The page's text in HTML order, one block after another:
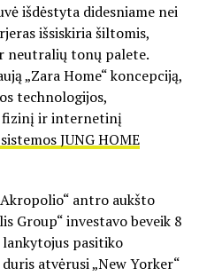
išdėstyta didesniame nei
išsiskiria šiltomis,
neutralių tonų palete.
„Zara Home“ koncepciją,
technologijos,
fizinį ir internetinį
JUNG HOME
antro aukšto
Group“ investavo beveik 8
lankytojus pasitiko
atvėrusi „New Yorker“